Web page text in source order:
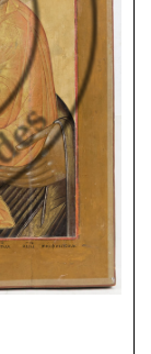
Божий,
видел и
в XVII–
школа
чертой